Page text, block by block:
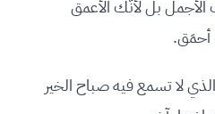
بل لأنّك الأعمق
أحمَق.
لا تسمع فيه صباح الخير